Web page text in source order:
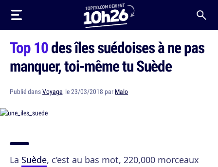
Top 10des îles suédoises à ne pas
manquer, toi-même tu Suède
Publié dansVoyage, le 23/03/2018 par Malo
La Suède, c’est au bas mot, 220,000 morceaux